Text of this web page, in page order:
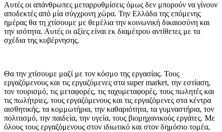
Αυτές οι απάνθρωπες μεταρρυθμίσεις όμως δεν μπορούν να γίνουν
αποδεκτές από μία σύγχρονη χώρα. Την Ελλάδα της επόμενης
ημέρας θα τη χτίσουμε με θεμέλια την κοινωνική δικαιοσύνη και
την ισότητα. Αυτές οι αξίες είναι εκ διαμέτρου αντίθετες με τα
σχέδια της κυβέρνησης.
Θα την χτίσουμε μαζί με τον κόσμο της εργασίας. Τους
εργαζόμενους και τις εργαζόμενες στα super market, την εστίαση,
τον τουρισμό, τις μεταφορές, τις ταχυμεταφορές, τους πωλητές και
τις πωλήτριες, τους εργαζόμενους και τις εργαζόμενες στα κέντρα
αισθητικής, τα κομμωτήρια, την καθαριότητα, τα γυμναστήρια, τον
πολιτισμό, την παιδεία, την υγεία, τους βιομηχανικούς εργάτες. Με
όλους τους εργαζόμενους στον ιδιωτικό και στον δημόσιο τομέα,